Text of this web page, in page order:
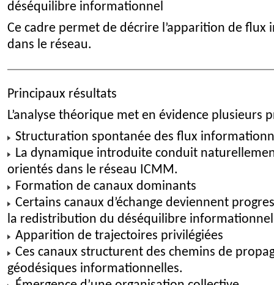
déséquilibre informationnel
Ce cadre permet de décrire l’apparition de
dans le réseau.
Principaux résultats
L’analyse théorique met en évidence plusieurs
Structuration spontanée des flux
La dynamique introduite conduit
orientés dans le réseau ICMM.
Formation de canaux dominants
Certains canaux d’échange deviennent
la redistribution du déséquilibre
Apparition de trajectoires privilégiées
Ces canaux structurent des chemins de
géodésiques informationnelles.